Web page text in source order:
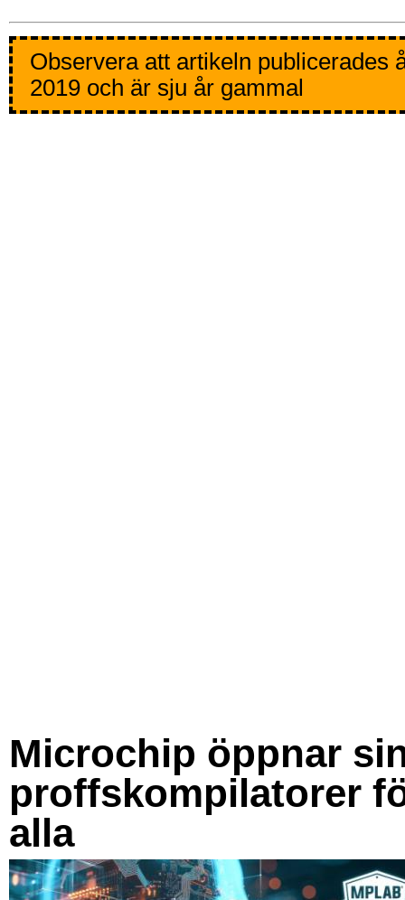
Observera att artikeln publicerades
2019 och är sju år gammal
Microchip öppnar
proffskompilatorer
alla